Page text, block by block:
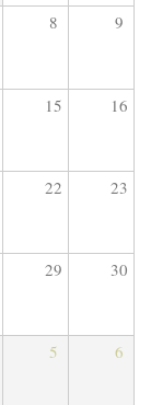
8 9
15 16
22 23
29 30
5 6